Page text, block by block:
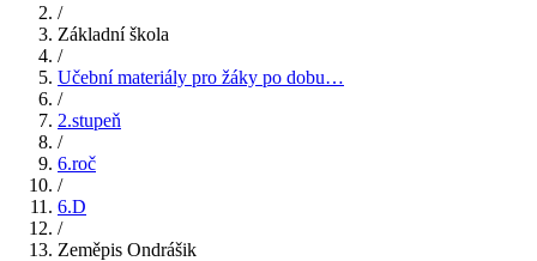
/
Základní škola
/
Učební materiály pro žáky po dobu…
/
2.stupeň
/
6.roč
/
6.D
/
Zeměpis Ondrášik